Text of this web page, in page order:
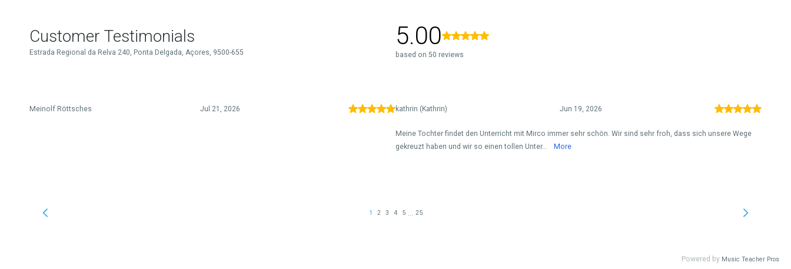
Customer Testimonials
Estrada Regional da Relva 240, Ponta Delgada, Açores, 9500-655
5.00
based on 50 reviews
Meinolf Röttsches Jul 21, 2026 kathrin (Kathrin) Jun 19, 2026
Meine Tochter findet den Unterricht mit Mirco immer sehr schön. Wir sind sehr froh, dass sich unsere Wege
gekreuzt haben und wir so einen tollen Unter...
More
1 2 3 4 5 25
Powered by Music Teacher Pros